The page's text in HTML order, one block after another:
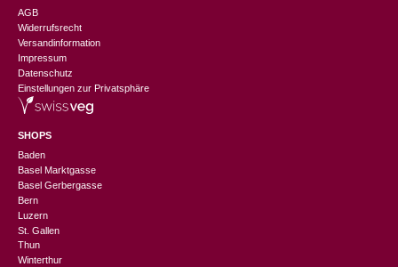
AGB
Widerrufsrecht
Versandinformation
Impressum
Datenschutz
Einstellungen zur Privatsphäre
SHOPS
Baden
Basel Marktgasse
Basel Gerbergasse
Bern
Luzern
St. Gallen
Thun
Winterthur